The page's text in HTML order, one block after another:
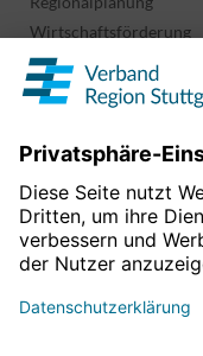
Wirtschaftsförderung
Sport und Kultur
Projekte &
Informationen
Geoinformation